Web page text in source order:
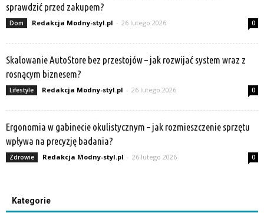
sprawdzić przed zakupem?
Dom Redakcja Modny-styl.pl - 26 lutego 2026 0
Skalowanie AutoStore bez przestojów – jak rozwijać system wraz z
rosnącym biznesem?
Lifestyle Redakcja Modny-styl.pl - 26 lutego 2026 0
Ergonomia w gabinecie okulistycznym – jak rozmieszczenie sprzętu
wpływa na precyzję badania?
Zdrowie Redakcja Modny-styl.pl - 26 lutego 2026 0
Kategorie